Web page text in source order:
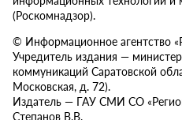
(Роскомнадзор).
© Информационное агентство
Учредитель издания —
коммуникаций Саратовской
Московская, д. 72).
Издатель — ГАУ СМИ СО
Степанов В.В.